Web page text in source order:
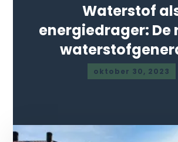
Waterstof
energiedrager: De
oktober 30, 2023